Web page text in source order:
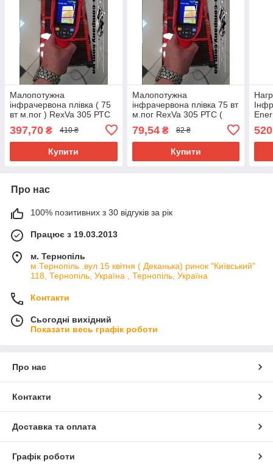
Малопотужна
інфрачервона плівка ( 75
вт м.пог ) RexVa 305 РТС
0.50х1.25
397,70 ₴ 410 ₴
Купити
Малопотужна
інфрачервона плівка 75 вт
м.пог RexVa 305 РТС (
79,54₴ 82 ₴
Купити
Про нас
100% позитивних з 30 відгуків за рік
Працює з 19.03.2013
м. Тернопіль
м.Тернопіль .вул 15 квітня ( Деканька) ринок "Київський"
118, Тернопіль, Україна , Тернопіль, Україна
Контакти
Сьогодні вихідний
Показати весь графік роботи
Про нас
Контакти
Доставка та оплата
Графік роботи